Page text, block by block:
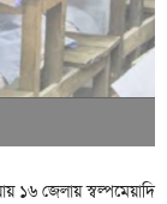
১৬ জেলায় স্বল্পমেয়াদি